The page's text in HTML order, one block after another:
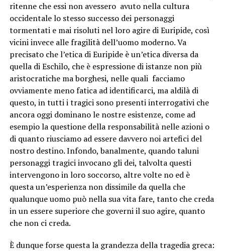
ritenne che essi non avessero avuto nella cultura
occidentale lo stesso successo dei personaggi
tormentati e mai risoluti nel loro agire di Euripide, così
vicini invece alle fragilità dell’uomo moderno. Va
precisato che l’etica di Euripide è un’etica diversa da
quella di Eschilo, che è espressione di istanze non più
aristocratiche ma borghesi, nelle quali facciamo
ovviamente meno fatica ad identificarci, ma aldilà di
questo, in tutti i tragici sono presenti interrogativi che
ancora oggi dominano le nostre esistenze, come ad
esempio la questione della responsabilità nelle azioni o
di quanto riusciamo ad essere davvero noi artefici del
nostro destino. Infondo, banalmente, quando taluni
personaggi tragici invocano gli dei, talvolta questi
intervengono in loro soccorso, altre volte no ed è
questa un’esperienza non dissimile da quella che
qualunque uomo può nella sua vita fare, tanto che creda
in un essere superiore che governi il suo agire, quanto
che non ci creda.
È dunque forse questa la grandezza della tragedia greca: